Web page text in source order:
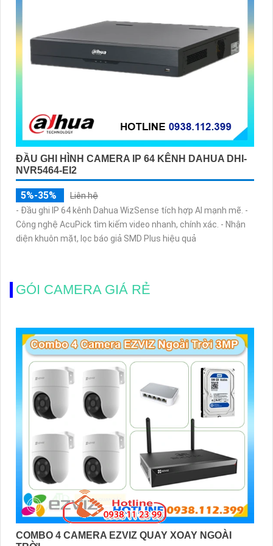
ĐẦU GHI HÌNH CAMERA IP 64 KÊNH DAHUA DHI-
NVR5464-EI2
5%-35%
Liên hệ
- Đầu ghi IP 64 kênh Dahua WizSense tích hợp AI mạnh mẽ. -
Công nghệ AcuPick tìm kiếm video nhanh, chính xác. - Nhận
diện khuôn mặt, lọc báo giả SMD Plus hiệu quả
GÓI CAMERA GIÁ RẺ
COMBO 4 CAMERA EZVIZ QUAY XOAY NGOÀI